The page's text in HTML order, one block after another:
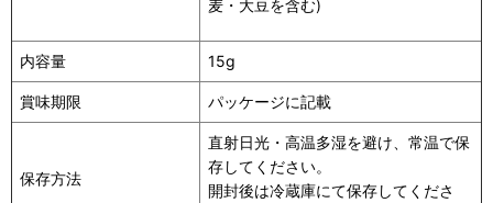
麦・大豆を含む)
内容量 15g
賞味期限 パッケージに記載
保存方法
直射日光・高温多湿を避け、常温で保
存してください。
開封後は冷蔵庫にて保存してくださ